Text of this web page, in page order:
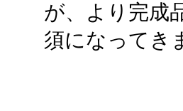
が、より完成
須になってき